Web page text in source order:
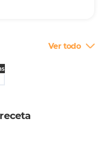
Ver todo